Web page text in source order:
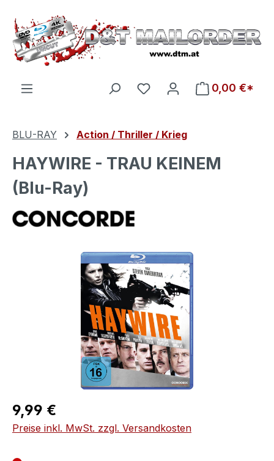
Zum Hauptinhalt springen
Du hast 0 Produkte auf
0,00 €*
BLU-RAY Action / Thriller / Krieg
HAYWIRE - TRAU KEINEM
(Blu-Ray)
Bildergalerie überspringen
Regulärer Preis:
9,99 €
Preise inkl. MwSt. zzgl. Versandkosten